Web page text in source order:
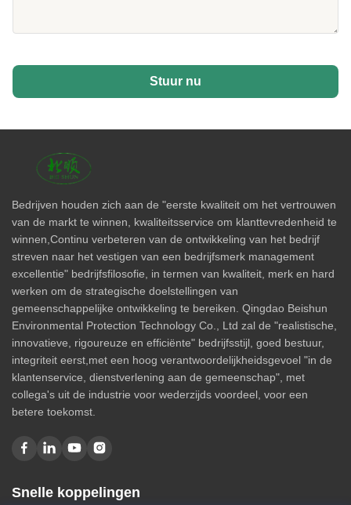
Stuur nu
Bedrijven houden zich aan de "eerste kwaliteit om het vertrouwen
van de markt te winnen, kwaliteitsservice om klanttevredenheid te
winnen,Continu verbeteren van de ontwikkeling van het bedrijf
streven naar het vestigen van een bedrijfsmerk management
excellentie" bedrijfsfilosofie, in termen van kwaliteit, merk en hard
werken om de strategische doelstellingen van
gemeenschappelijke ontwikkeling te bereiken. Qingdao Beishun
Environmental Protection Technology Co., Ltd zal de "realistische,
innovatieve, rigoureuze en efficiënte" bedrijfsstijl, goed bestuur,
integriteit eerst,met een hoog verantwoordelijkheidsgevoel "in de
klantenservice, dienstverlening aan de gemeenschap", met
collega's uit de industrie voor wederzijds voordeel, voor een
betere toekomst.
Snelle koppelingen